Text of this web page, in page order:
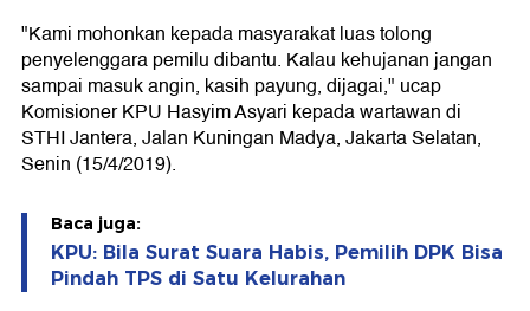
"Kami mohonkan kepada masyarakat luas tolong
penyelenggara pemilu dibantu. Kalau kehujanan jangan
sampai masuk angin, kasih payung, dijagai," ucap
Komisioner KPU Hasyim Asyari kepada wartawan di
STHI Jantera, Jalan Kuningan Madya, Jakarta Selatan,
Senin (15/4/2019).
Baca juga:
KPU: Bila Surat Suara Habis, Pemilih DPK Bisa
Pindah TPS di Satu Kelurahan